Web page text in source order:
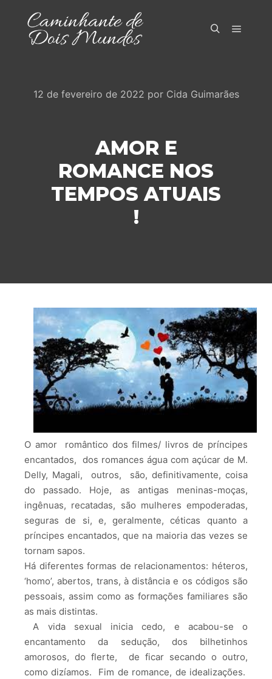
12 de fevereiro de 2022 por Cida Guimarães
AMOR E
ROMANCE NOS
TEMPOS ATUAIS
!
O amor romântico dos filmes/ livros de príncipes
encantados, dos romances água com açúcar de M.
Delly, Magali, outros, são, definitivamente, coisa
do passado. Hoje, as antigas meninas-moças,
ingênuas, recatadas, são mulheres empoderadas,
seguras de si, e, geralmente, céticas quanto a
príncipes encantados, que na maioria das vezes se
tornam sapos.
Há diferentes formas de relacionamentos: héteros,
‘homo’, abertos, trans, à distância e os códigos são
pessoais, assim como as formações familiares são
as mais distintas.
A vida sexual inicia cedo, e acabou-se o
encantamento da sedução, dos bilhetinhos
amorosos, do flerte, de ficar secando o outro,
como dizíamos. Fim de romance, de idealizações.